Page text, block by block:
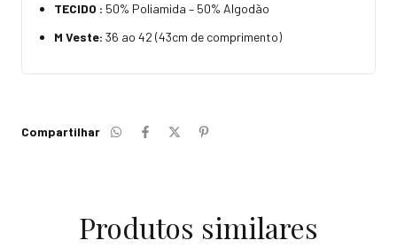
TECIDO : 50% Poliamida – 50% Algodão
M Veste: 36 ao 42 (43cm de comprimento)
Compartilhar
Produtos similares